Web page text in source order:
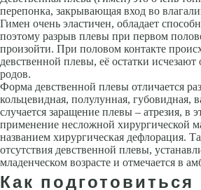
перепонка, закрывающая вход во
Гимен очень эластичен, обладает
поэтому разрыв плевы при первом
произойти. При половом контакте
девственной плевы, её остатки исчезают
родов.
Форма девственной плевы отличается
кольцевидная, полулунная, губовидная,
случается заращение плевы – атрезия, в
применение несложной хирургической
названием хирургическая дефлорация.
отсутствия девственной плевы,
младенческом возрасте и отмечается в
Как